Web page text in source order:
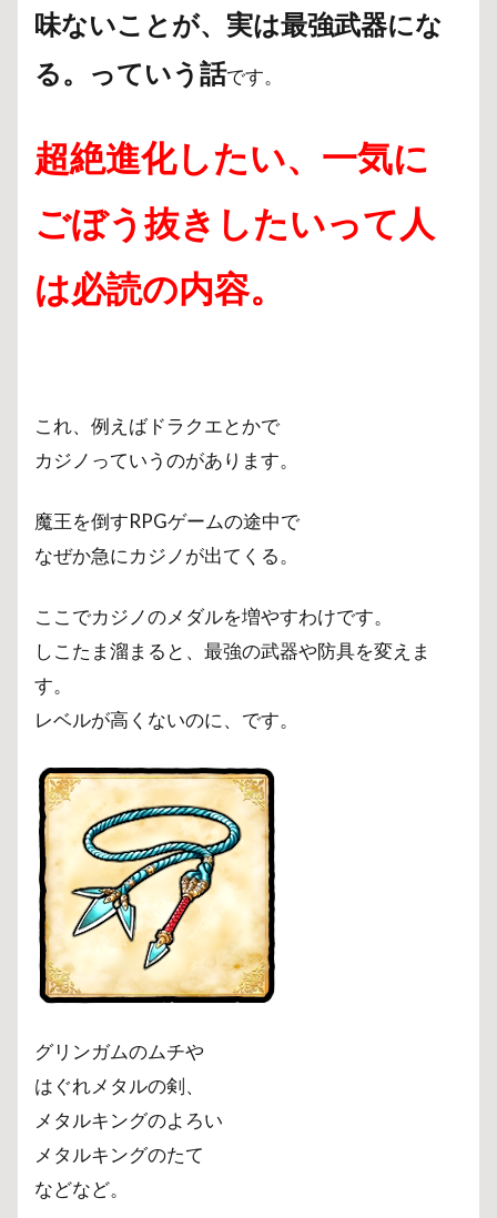
味ないことが、実は最強武器にな
る。っていう話です。
超絶進化したい、一気に
ごぼう抜きしたいって人
は必読の内容。
これ、例えばドラクエとかで
カジノっていうのがあります。
魔王を倒すRPGゲームの途中で
なぜか急にカジノが出てくる。
ここでカジノのメダルを増やすわけです。
しこたま溜まると、最強の武器や防具を変えま
す。
レベルが高くないのに、です。
グリンガムのムチや
はぐれメタルの剣、
メタルキングのよろい
メタルキングのたて
などなど。